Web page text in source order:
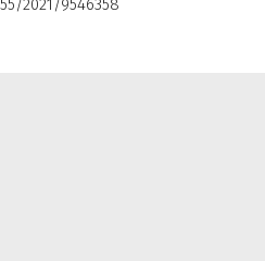
2021/9546358